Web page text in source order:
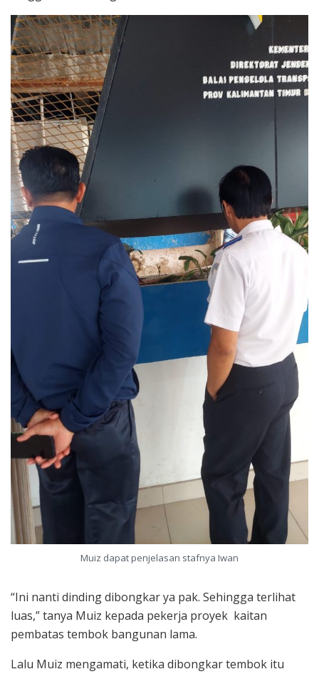
Muiz dapat penjelasan stafnya Iwan
“Ini nanti dinding dibongkar ya pak. Sehingga terlihat
luas,” tanya Muiz kepada pekerja proyek kaitan
pembatas tembok bangunan lama.
Lalu Muiz mengamati, ketika dibongkar tembok itu